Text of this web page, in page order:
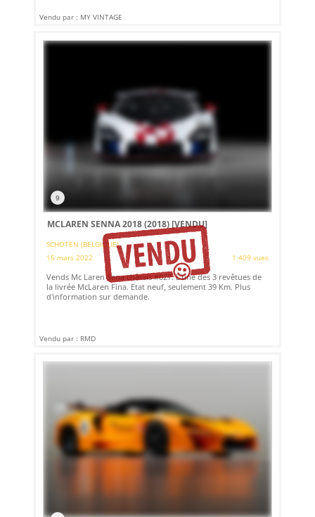
Vendu par : MY VINTAGE
9
MCLAREN SENNA 2018 (2018)[VENDU]
SCHOTEN (BELGIQUE)
15 mars 2022
1 409 vues
Vends Mc Laren Sena châssis #027. L'une des 3 revêtues de
la livrée McLaren Fina. Etat neuf, seulement 39 Km. Plus
d'information sur demande.
Vendu par : RMD